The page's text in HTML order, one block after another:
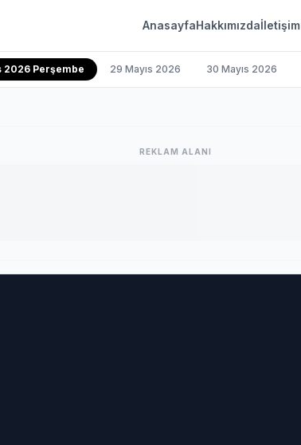
AnasayfaHakkımızdaİletişim
2026 Perşembe 29 Mayıs 2026 30 Mayıs 2026
REKLAM ALANI